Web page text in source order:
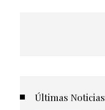
Últimas Noticias